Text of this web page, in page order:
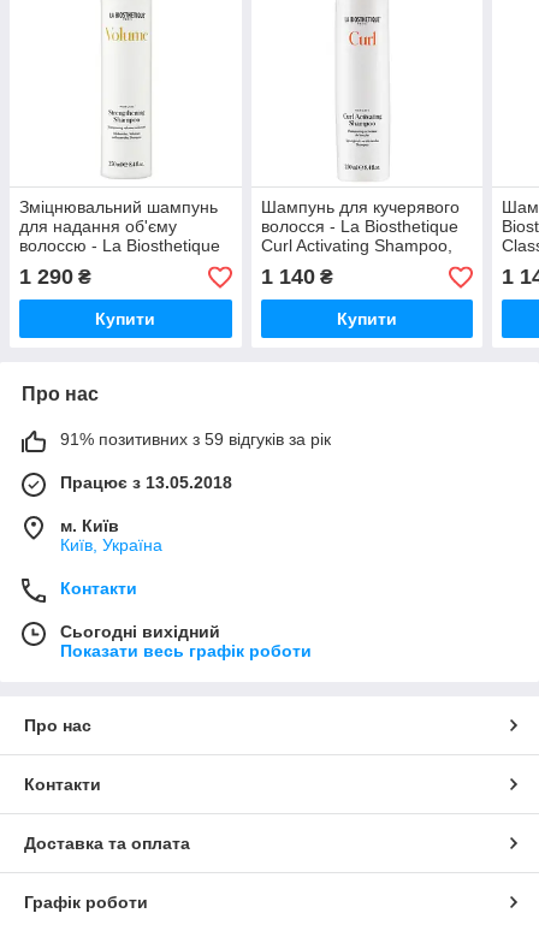
Зміцнювальний шампунь
для надання об'єму
волоссю - La Biosthetique
Volume Strengthening
Shampoo, 250 мл
1 290 ₴
Купити
Шампунь для кучерявого
волосся - La Biosthetique
Curl Activating Shampoo,
250 мл
1 140₴
Купити
1
Про нас
91% позитивних з 59 відгуків за рік
Працює з 13.05.2018
м. Київ
Київ, Україна
Контакти
Сьогодні вихідний
Показати весь графік роботи
Про нас
Контакти
Доставка та оплата
Графік роботи